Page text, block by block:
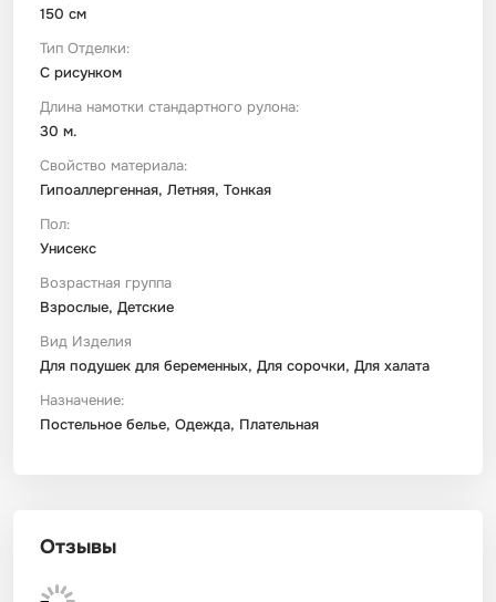
150 см
Тип Отделки:
С рисунком
Длина намотки стандартного рулона:
30 м.
Свойство материала:
Гипоаллергенная, Летняя, Тонкая
Пол:
Унисекс
Возрастная группа
Взрослые, Детские
Вид Изделия
Для подушек для беременных, Для сорочки, Для халата
Назначение:
Постельное белье, Одежда, Плательная
Отзывы